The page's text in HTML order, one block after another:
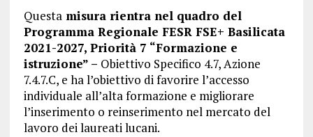
Questamisura rientra nel quadro del
Programma Regionale FESR FSE+ Basilicata
2021-2027, Priorità 7 “Formazione e
istruzione” – Obiettivo Specifico 4.7, Azione
7.4.7.C, e ha l’obiettivo di favorire l’accesso
individuale all’alta formazione e migliorare
l’inserimento o reinserimento nel mercato del
lavoro dei laureati lucani.